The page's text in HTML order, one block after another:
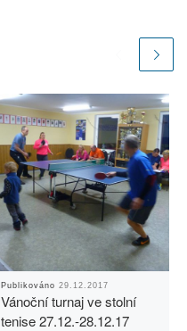
Publikováno29.12.2017
Vánoční turnaj ve stolní
tenise 27.12.-28.12.17